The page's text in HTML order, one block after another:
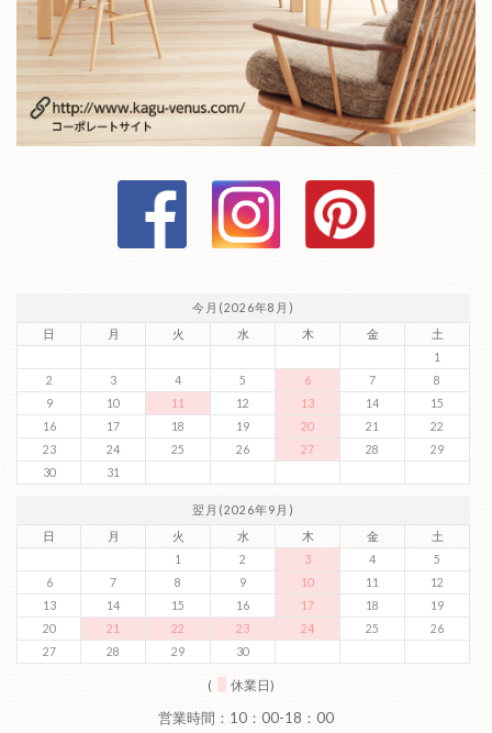
今月(2026年8月)
日
月 火 水 木 金
土
1
2
3 4 5 6 7
8
9
10 11 12 13 14
15
16
17 18 19 20 21
22
23
24 25 26 27 28
29
30
31
翌月(2026年9月)
日
月 火 水 木 金
土
1
2 3 4
5
6
7 8 9 10 11
12
13
14 15 16 17 18
19
20
21 22 23 24 25
26
27
28 29 30
( 休業日)